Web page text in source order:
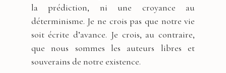
la prédiction, ni une croyance au
déterminisme. Je ne crois pas que notre vie
soit écrite d’avance. Je crois, au contraire,
que nous sommes les auteurs libres et
souverains de notre existence.